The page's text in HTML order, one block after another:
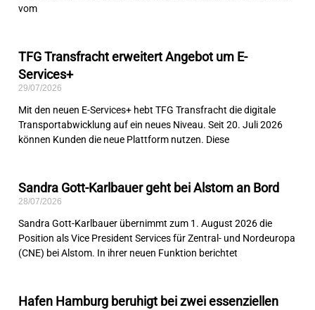
vom
TFG Transfracht erweitert Angebot um E-
Services+
29/07/2026
Mit den neuen E-Services+ hebt TFG Transfracht die digitale
Transportabwicklung auf ein neues Niveau. Seit 20. Juli 2026
können Kunden die neue Plattform nutzen. Diese
Sandra Gott-Karlbauer geht bei Alstom an Bord
28/07/2026
Sandra Gott-Karlbauer übernimmt zum 1. August 2026 die
Position als Vice President Services für Zentral- und Nordeuropa
(CNE) bei Alstom. In ihrer neuen Funktion berichtet
Hafen Hamburg beruhigt bei zwei essenziellen